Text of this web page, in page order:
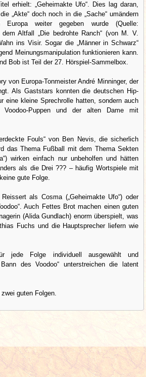
erhielt: „Geheimakte Ufo“. Dies lag daran,
„Akte“ doch noch in die „Sache“ umändern
weiter gegeben wurde (Quelle:
Altfall „Die bedrohte Ranch“ (von M. V.
ins Visir. Sogar die „Männer in Schwarz“
Meinungsmanipulation funktionieren kann.
Bob ist Teil der 27. Hörspiel-Sammelbox.
von Europa-Tonmeister André Minninger, der
Als Gaststars konnten die deutschen Hip-
eine kleine Sprechrolle hatten, sondern auch
Puppen und der alten Dame mit
Fouls“ von Ben Nevis, die sicherlich
das Thema Fußball mit dem Thema Sekten
wirken einfach nur unbeholfen und hätten
als die Drei ??? – häufig Wortspiele mit
gute Folge.
als Cosma („Geheimakte Ufo“) oder
Auch Fettes Brot machen einen guten
(Alida Gundlach) enorm überspielt, was
Fuchs und die Hauptsprecher liefern wie
Folge individuell ausgewählt und
des Voodoo“ unterstreichen die latent
guten Folgen.